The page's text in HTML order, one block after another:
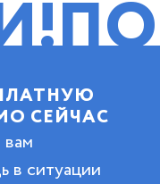
СЕЙЧАС
в ситуации